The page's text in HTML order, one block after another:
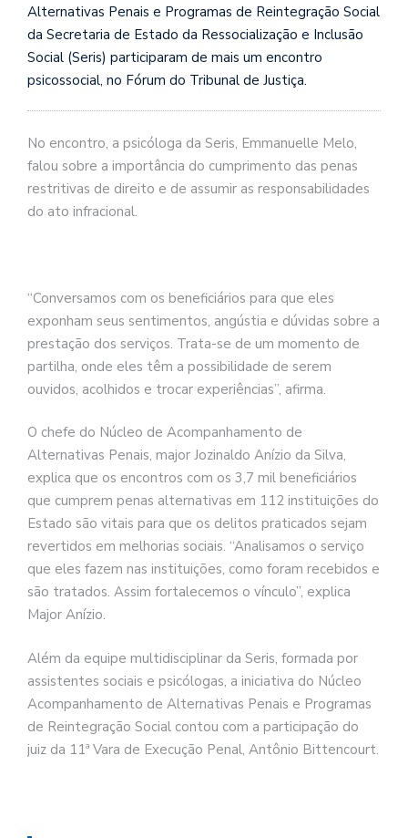
Alternativas Penais e Programas de Reintegração Social
da Secretaria de Estado da Ressocialização e Inclusão
Social (Seris) participaram de mais um encontro
psicossocial, no Fórum do Tribunal de Justiça.
No encontro, a psicóloga da Seris, Emmanuelle Melo,
falou sobre a importância do cumprimento das penas
restritivas de direito e de assumir as responsabilidades
do ato infracional.
“Conversamos com os beneficiários para que eles
exponham seus sentimentos, angústia e dúvidas sobre a
prestação dos serviços. Trata-se de um momento de
partilha, onde eles têm a possibilidade de serem
ouvidos, acolhidos e trocar experiências”, afirma.
O chefe do Núcleo de Acompanhamento de
Alternativas Penais, major Jozinaldo Anízio da Silva,
explica que os encontros com os 3,7 mil beneficiários
que cumprem penas alternativas em 112 instituições do
Estado são vitais para que os delitos praticados sejam
revertidos em melhorias sociais. “Analisamos o serviço
que eles fazem nas instituições, como foram recebidos e
são tratados. Assim fortalecemos o vínculo”, explica
Major Anízio.
Além da equipe multidisciplinar da Seris, formada por
assistentes sociais e psicólogas, a iniciativa do Núcleo
Acompanhamento de Alternativas Penais e Programas
de Reintegração Social contou com a participação do
juiz da 11ª Vara de Execução Penal, Antônio Bittencourt.